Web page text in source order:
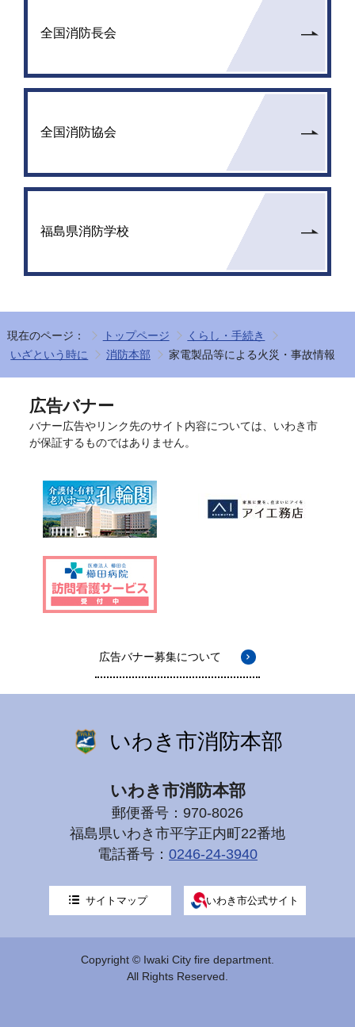
全国消防長会
全国消防協会
福島県消防学校
現在のページ： トップページ
くらし・手続き
いざという時に
消防本部 家電製品等による火災・事故情報
広告バナー
バナー広告やリンク先のサイト内容については、いわき市
が保証するものではありません。
広告バナー募集について
いわき市消防本部
いわき市消防本部
郵便番号：970-8026
福島県いわき市平字正内町22番地
電話番号： 0246-24-3940
サイトマップ いわき市公式サイト
Copyright © Iwaki City fire department.
All Rights Reserved.